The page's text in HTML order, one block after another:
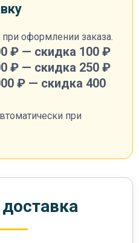
оформлении заказа.
₽ — скидка 100 ₽
₽ — скидка 250 ₽
₽ — скидка 400
при